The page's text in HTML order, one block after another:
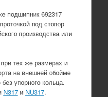
подшипник 692317
под стопор
производства или
тех же размерах и
на внешней обойме
упорного кольца.
N317и NU317.